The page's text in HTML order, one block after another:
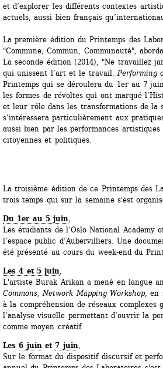
et d’explorer les différents contextes
actuels, aussi bien français
La première édition du Printemps des
"Commune, Commun, Communauté",
La seconde édition (2014), "Ne travaillez
qui unissent l’art et le travail. Performing
Printemps qui se déroulera du 1er au 7
les formes de révoltes qui ont marqué
et leur rôle dans les transformations de la
s’intéressera particulièrement aux
aussi bien par les performances
citoyennes et politiques.
La troisième édition de ce Printemps des
trois temps qui sur la semaine s'est
Du 1er au 5 juin
Les étudiants de l’Oslo National Academy
l’espace public d’Aubervilliers. Une
été présenté au cours du week-end du
Les 4 et 5 juin
L'artiste Burak Arikan a mené en langue
Commons, Network Mapping Workshop, en
à la compréhension de réseaux complexes
l’analyse visuelle permettant d’ouvrir la
comme moyen créatif.
Les 6 juin et 7 juin
Sur le format du dispositif discursif et